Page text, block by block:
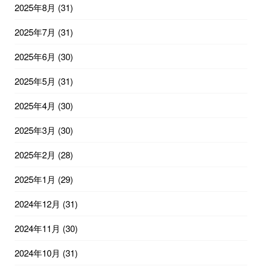
2025年8月 (31)
2025年7月 (31)
2025年6月 (30)
2025年5月 (31)
2025年4月 (30)
2025年3月 (30)
2025年2月 (28)
2025年1月 (29)
2024年12月 (31)
2024年11月 (30)
2024年10月 (31)